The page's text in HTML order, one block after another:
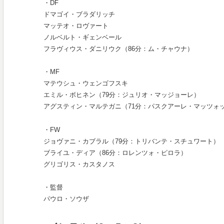
・DF
ドマゴイ・ブラダリッチ
マッテオ・ロヴァート
ノルベルト・ギェンベール
フラヴィウス・ダニリウク（86分：ム・チャウナ）
・MF
マテウシュ・ウェンゴフスキ
エミル・ボヒネン（79分：ジュリオ・マッジョーレ）
アグスティン・マルテガニ（71分：パスクアーレ・マッツォ
・FW
ジョヴァニ・カブラル（79分：トリバンテ・スチュワート）
ブライユ・ディア（86分：ロレンツォ・ピロラ）
グリゴリス・カスタノス
・監督
パウロ・ソウザ